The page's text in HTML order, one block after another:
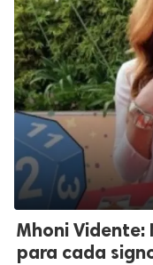
Mhoni Vidente:
para cada